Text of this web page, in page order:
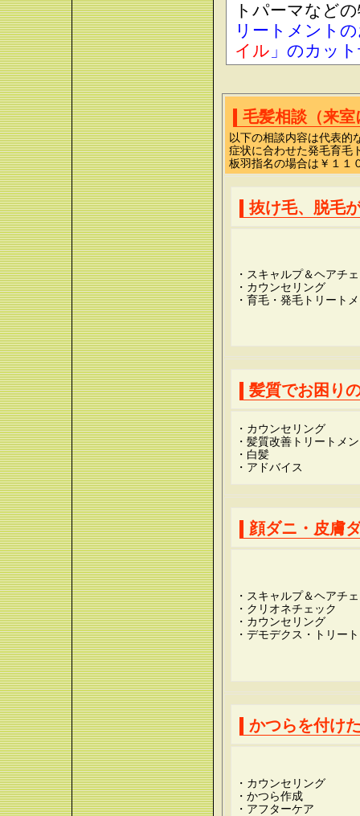
トパーマなど
リートメント
イル 」のカッ
毛髪相談（来
以下の相談内容は代表的
症状に合わせた発毛育毛
板羽指名の場合は￥１１
抜け毛、脱毛
・スキャルプ＆ヘアチ
・カウンセリング
・育毛・発毛トリート
髪質でお困り
・カウンセリング
・髪質改善トリートメ
・白髪
・アドバイス
顔ダニ・皮膚
・スキャルプ＆ヘアチ
・クリオネチェック
・カウンセリング
・デモデクス・トリー
かつらを付け
・カウンセリング
・かつら作成
・アフターケア